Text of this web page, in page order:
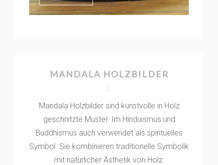
MANDALA HOLZBILDER
Mandala Holzbilder sind kunstvolle in Holz
geschnitzte Muster. Im Hinduismus und
Buddhismus auch verwendet als spirituelles
Symbol. Sie kombinieren traditionelle Symbolik
mit natürlicher Ästhetik von Holz.